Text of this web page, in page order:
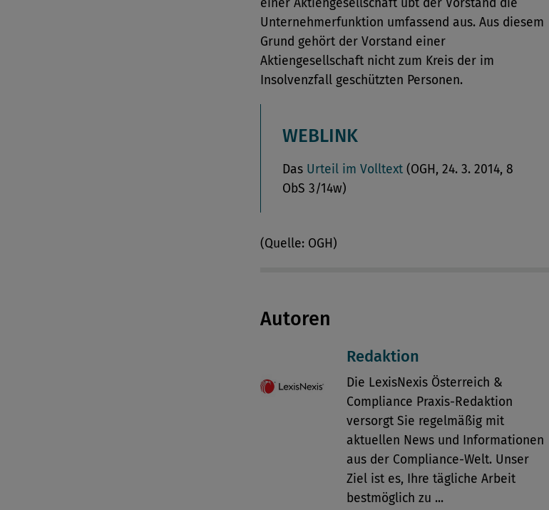
einer Aktiengesellschaft übt der Vorstand die
Unternehmerfunktion umfassend aus. Aus diesem
Grund gehört der Vorstand einer
Aktiengesellschaft nicht zum Kreis der im
Insolvenzfall geschützten Personen.
WEBLINK
Das Urteil im Volltext (OGH, 24. 3. 2014, 8
ObS 3/14w)
(Quelle: OGH)
Autoren
Redaktion
Die LexisNexis Österreich &
Compliance Praxis-Redaktion
versorgt Sie regelmäßig mit
aktuellen News und Informationen
aus der Compliance-Welt. Unser
Ziel ist es, Ihre tägliche Arbeit
bestmöglich zu ...